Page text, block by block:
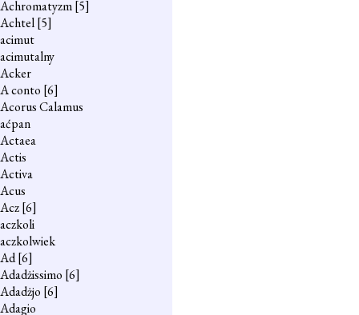
Achromatyzm[5]
Achtel[5]
acimut
acimutalny
Acker
A conto [6]
Acorus Calamus
aćpan
Actaea
Actis
Activa
Acus
Acz[6]
aczkoli
aczkolwiek
Ad[6]
Adadżissimo [6]
Adadżjo [6]
Adagio